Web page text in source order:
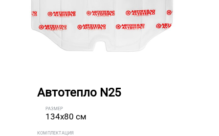
Автотепло N25
РАЗМЕР
134x80 см
КОМПЛЕКТАЦИЯ